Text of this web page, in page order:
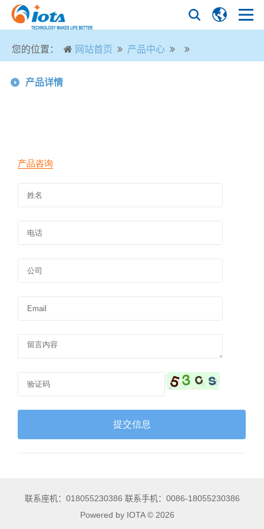
您的位置： 网站首页 产品中心
产品详情
联系座机：018055230386 联系手机：0086-18055230386
Powered by IOTA © 2026